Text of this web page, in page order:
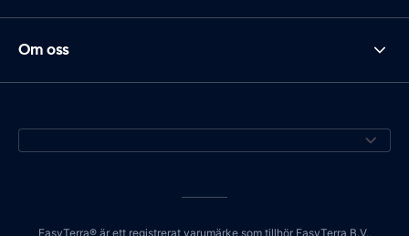
Om oss
EasyTerra® är ett registrerat varumärke som tillhör EasyTerra B.V.,